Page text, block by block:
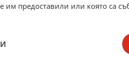
им предоставили или която са